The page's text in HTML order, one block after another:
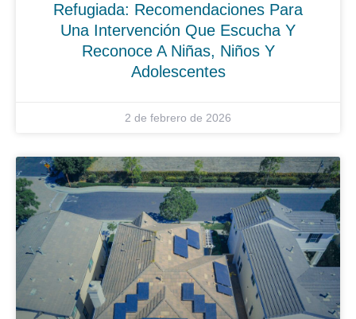
Refugiada: Recomendaciones Para
Una Intervención Que Escucha Y
Reconoce A Niñas, Niños Y
Adolescentes
2 de febrero de 2026